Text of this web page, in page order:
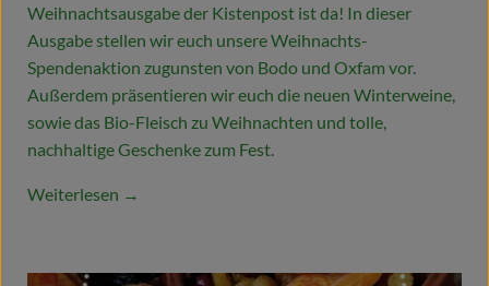
Weihnachtsausgabe der Kistenpost ist da! In dieser
Ausgabe stellen wir euch unsere Weihnachts-
Spendenaktion zugunsten von Bodo und Oxfam vor.
Außerdem präsentieren wir euch die neuen Winterweine,
sowie das Bio-Fleisch zu Weihnachten und tolle,
nachhaltige Geschenke zum Fest.
Weiterlesen →